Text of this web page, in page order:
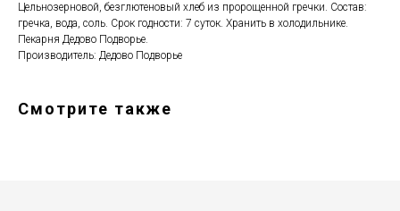
Цельнозерновой, безглютеновый хлеб из пророщенной гречки. Состав:
гречка, вода, соль. Срок годности: 7 суток. Хранить в холодильнике.
Пекарня Дедово Подворье.
Производитель: Дедово Подворье
Смотрите также